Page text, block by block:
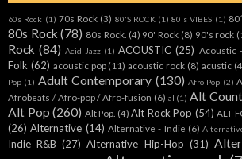
60s Rock (1) 70s Rock (3) 80'S ROCK (1) 80's VIBES (1)
80s Rock (78) 80s Rock. (4) 90' Rock (8) 90's rock
Rock (84) Acid Jazz (1) ACOUSTIC (25) Acoustic
Folk (62) acoustic pop (11) acoustic rock (8) acustic
Pop (1) Adult Contemporary (130) Afro Pop (2)
Afrobeats / Afro-pop / Afro-fusion (6) al (1) Alt
Alt Pop (260) Alt Pop. (4) Alt Rock Pop (54) ALT-
(26) Alternative (14) Alternative - Indie (6)
Indie R&B (27) Alternative Hip-Hop (31)